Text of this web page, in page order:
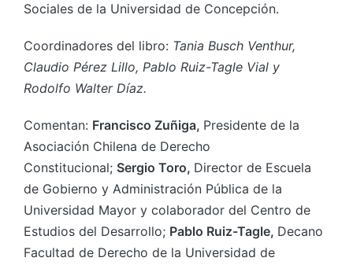
Sociales de la Universidad de Concepción.
Coordinadores del libro: Tania Busch Venthur,
Claudio Pérez Lillo, Pablo Ruiz-Tagle Vial y
Rodolfo Walter Díaz.
Comentan: Francisco Zuñiga, Presidente de la
Asociación Chilena de Derecho
Constitucional; Sergio Toro, Director de Escuela
de Gobierno y Administración Pública de la
Universidad Mayor y colaborador del Centro de
Estudios del Desarrollo; Pablo Ruiz-Tagle, Decano
Facultad de Derecho de la Universidad de